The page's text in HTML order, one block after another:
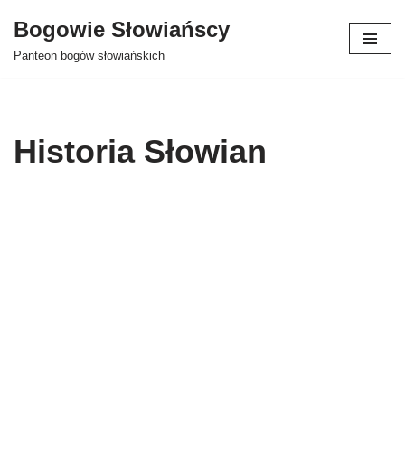
Przejdź
Bogowie Słowiańscy
Panteon bogów słowiańskich
Historia Słowian